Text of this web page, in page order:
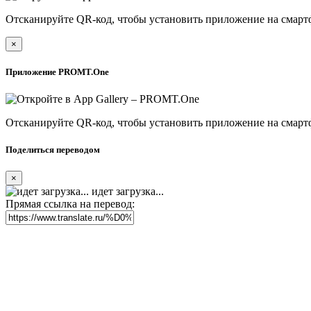
Отсканируйте QR-код, чтобы установить приложение на
×
Приложение PROMT.One
Отсканируйте QR-код, чтобы установить приложение на
Поделиться переводом
×
идет загрузка...
Прямая ссылка на перевод: